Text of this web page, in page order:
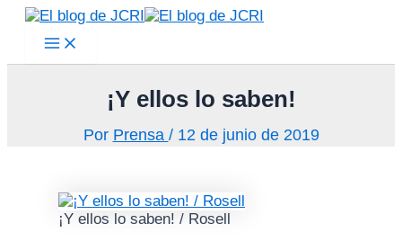
contenido
Menu
¡Y ellos lo saben!
Por Prensa / 12 de junio de 2019
¡Y ellos lo saben! / Rosell